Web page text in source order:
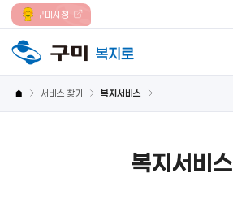
구미시청
서비스 찾기 복지서비스
복지서비스